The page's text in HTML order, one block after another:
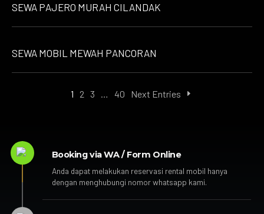
SEWA PAJERO MURAH CILANDAK
SEWA MOBIL MEWAH PANCORAN
1 2 3 40 Next Entries
Booking via WA / Form Online
Anda dapat melakukan reservasi rental mobil hanya
dengan menghubungi nomor whatsapp kami.